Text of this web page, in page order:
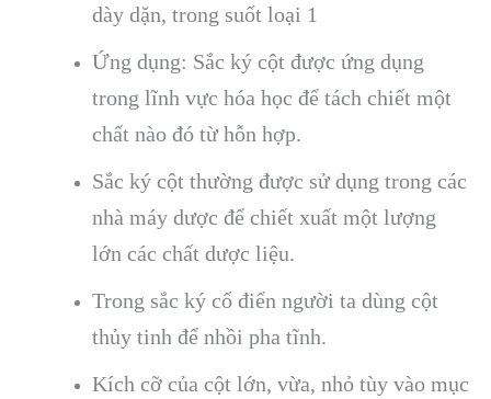
dày dặn, trong suốt loại 1
Ứng dụng: Sắc ký cột được ứng dụng
trong lĩnh vực hóa học để tách chiết một
chất nào đó từ hỗn hợp.
Sắc ký cột thường được sử dụng trong các
nhà máy dược để chiết xuất một lượng
lớn các chất dược liệu.
Trong sắc ký cổ điển người ta dùng cột
thủy tinh để nhồi pha tĩnh.
Kích cỡ của cột lớn, vừa, nhỏ tùy vào mục